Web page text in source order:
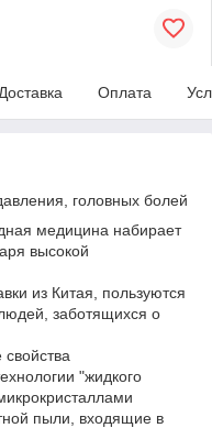
Доставка Оплата
головных болей
медицина набирает
высокой
из Китая, пользуются
заботящихся о
"жидкого
пыли, входящие в